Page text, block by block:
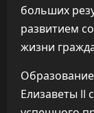
больших
развитием
жизни
Елизаветы II